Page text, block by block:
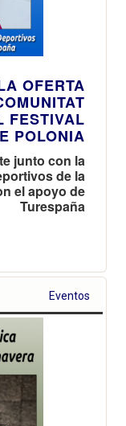
OFERTA
FESTIVAL
POLONIA
junto con la
de la
el apoyo de
Turespaña
Eventos